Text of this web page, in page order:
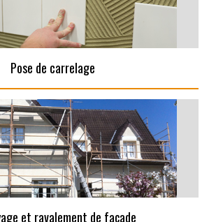
Pose de carrelage
et ravalement de façade